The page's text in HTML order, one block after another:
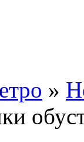
»